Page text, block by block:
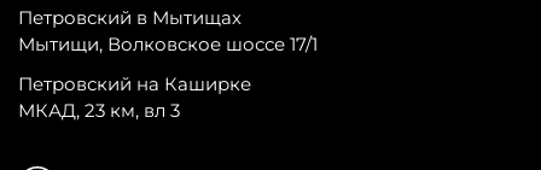
Петровский в Мытищах
Мытищи, Волковское шоссе 17/1
Петровский на Каширке
МКАД, 23 км, вл 3